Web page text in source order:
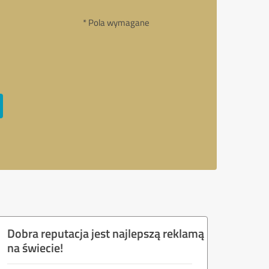
* Pola wymagane
Dobra reputacja jest najlepszą reklamą
na świecie!